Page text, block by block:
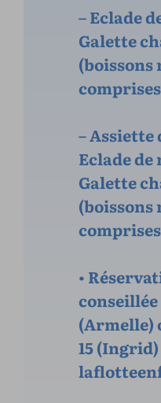
– Eclade
Galette
(boissons
– Assiette
Eclade de
Galette
(boissons
•
conseillée
(Armelle)
15 (Ingrid)